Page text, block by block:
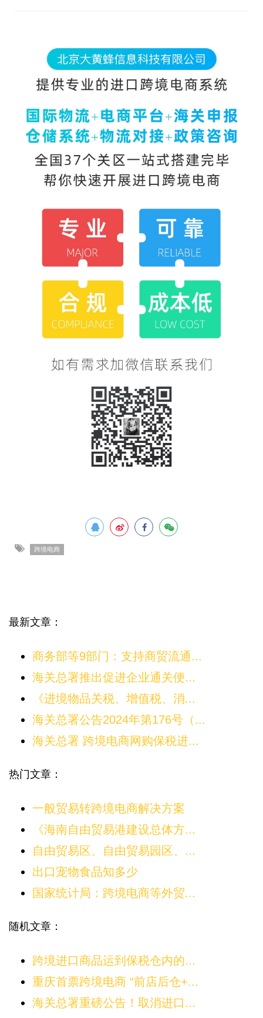
跨境电商
最新文章：
商务部等9部门：支持商贸流通...
海关总署推出促进企业通关便...
《进境物品关税、增值税、消...
海关总署公告2024年第176号（...
海关总署 跨境电商网购保税进...
热门文章：
一般贸易转跨境电商解决方案
《海南自由贸易港建设总体方...
自由贸易区、自由贸易园区、...
出口宠物食品知多少
国家统计局：跨境电商等外贸...
随机文章：
跨境进口商品运到保税仓内的...
重庆首票跨境电商 “前店后仓+...
海关总署重磅公告！取消进口...